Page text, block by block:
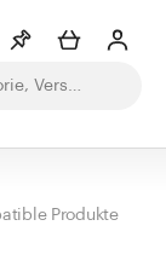
Mehr anzeigen
Produkte